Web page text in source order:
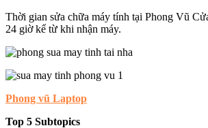
Thời gian sửa chữa máy tính tại Phong Vũ
24 giờ kể từ khi nhận máy.
Phong vũ Laptop
Top 5 Subtopics